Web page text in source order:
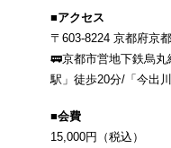
■アクセス
〒603-8224 京都府京
🚃京都市営地下鉄烏
駅」徒歩20分/「今出
■会費
15,000円（税込）